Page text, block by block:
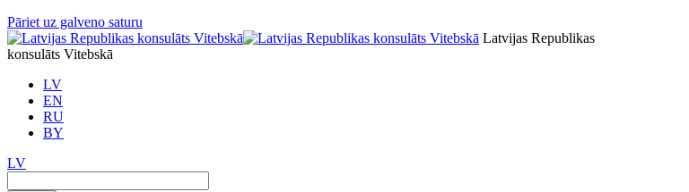
Pāriet uz galveno saturu
Latvijas Republikas
konsulāts Vitebskā
LV
EN
RU
BY
LV